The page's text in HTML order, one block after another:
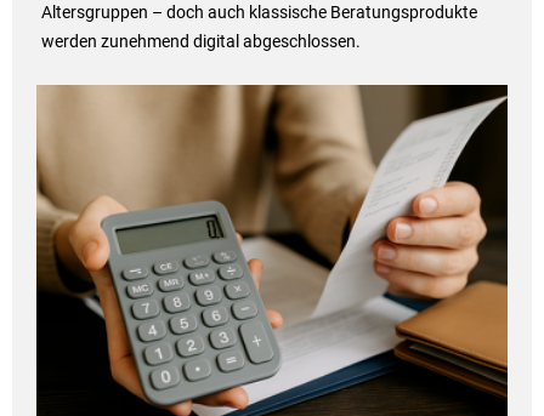
Altersgruppen – doch auch klassische Beratungsprodukte
werden zunehmend digital abgeschlossen.